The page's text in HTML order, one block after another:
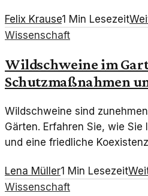
Felix Krause1 Min Lesezeit
Wissenschaft
Wildschweine im
Schutzmaßnahmen
Wildschweine sind
Gärten. Erfahren Sie, wie
und eine friedliche
Lena Müller1 Min Lesezeit
Wissenschaft